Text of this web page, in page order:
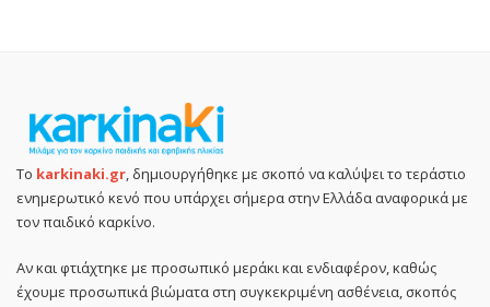
Το karkinaki.gr, δημιουργήθηκε με σκοπό να καλύψει το τεράστιο
ενημερωτικό κενό που υπάρχει σήμερα στην Ελλάδα αναφορικά με
τον παιδικό καρκίνο.
Αν και φτιάχτηκε με προσωπικό μεράκι και ενδιαφέρον, καθώς
έχουμε προσωπικά βιώματα στη συγκεκριμένη ασθένεια, σκοπός